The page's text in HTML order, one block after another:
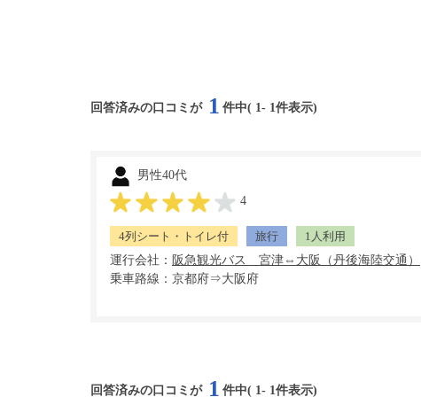
回答済みの口コミが 1 件中( 1- 1件表示)
男性40代
4
4列シート・トイレ付 旅行
1人利用
運行会社：
乗車路線：京都府⇒大阪府
回答済みの口コミが 1 件中( 1- 1件表示)